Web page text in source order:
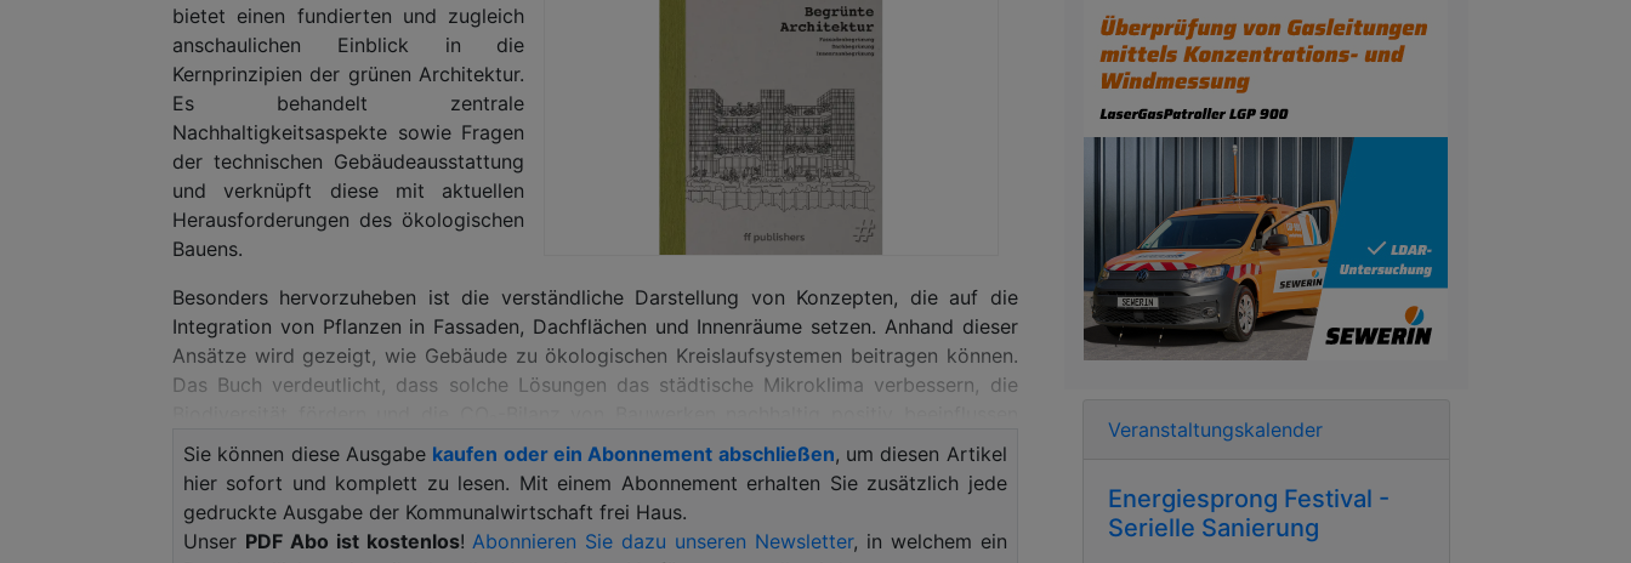
bietet einen fundierten und zugleich
anschaulichen Einblick in die
Kernprinzipien der grünen Architektur.
Es behandelt zentrale
Nachhaltigkeitsaspekte sowie Fragen
der technischen Gebäudeausstattung
und verknüpft diese mit aktuellen
Herausforderungen des ökologischen
Bauens.
Besonders hervorzuheben ist die verständliche Darstellung von Konzepten, die auf die
Integration von Pflanzen in Fassaden, Dachflächen und Innenräume setzen. Anhand dieser
Ansätze wird gezeigt, wie Gebäude zu ökologischen Kreislaufsystemen beitragen können.
Das Buch verdeutlicht, dass solche Lösungen das städtische Mikroklima verbessern, die
können.
Zur Planung konkreter Bauvorhaben, Hausrenovierungen oder zur beruflichen Inspiration
finden Sie in diesem Buch eine Vielzahl internationaler Projekte sowie innovative technische
Systemansätze für Architekten, Planer und Bauherren.
Sie können diese Ausgabe kaufen oder ein Abonnement abschließen, um diesen Artikel
hier sofort und komplett zu lesen. Mit einem Abonnement erhalten Sie zusätzlich jede
gedruckte Ausgabe der Kommunalwirtschaft frei Haus.
Unser PDF Abo ist kostenlos! Abonnieren Sie dazu unseren Newsletter, in welchem ein
Veranstaltungskalender
Energiesprong Festival -
Serielle Sanierung